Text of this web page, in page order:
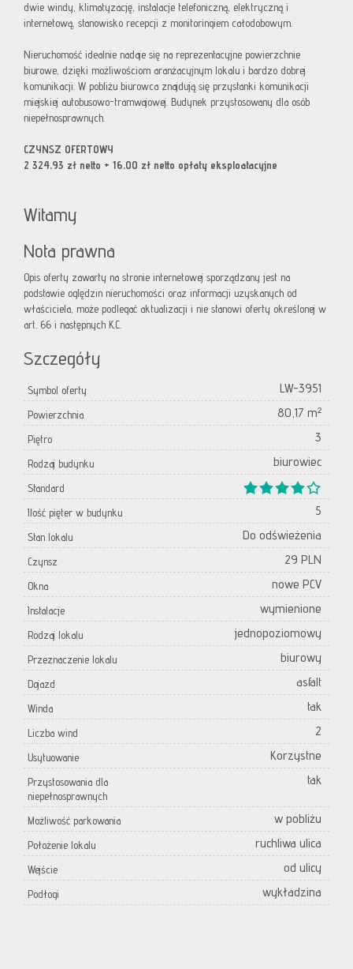
dwie windy, klimatyzację, instalacje telefoniczną, elektryczną i
internetową, stanowisko recepcji z monitoringiem całodobowym.
Nieruchomość idealnie nadaje się na reprezentacyjne powierzchnie
biurowe, dzięki możliwościom aranżacyjnym lokalu i bardzo dobrej
komunikacji. W pobliżu biurowca znajdują się przystanki komunikacji
miejskiej autobusowo-tramwajowej. Budynek przystosowany dla osób
niepełnosprawnych.
CZYNSZ OFERTOWY
2 324,93 zł netto + 16,00 zł netto opłaty eksploatacyjne
Witamy
Nota prawna
Opis oferty zawarty na stronie internetowej sporządzany jest na
podstawie oględzin nieruchomości oraz informacji uzyskanych od
właściciela, może podlegać aktualizacji i nie stanowi oferty określonej w
art. 66 i następnych K.C.
Szczegóły
Symbol oferty LW-3951
Powierzchnia 80,17 m²
Piętro 3
Rodzaj budynku biurowiec
Standard
Ilość pięter w budynku
5
Stan lokalu Do odświeżenia
Czynsz 29 PLN
Okna nowe PCV
Instalacje wymienione
Rodzaj lokalu jednopoziomowy
Przeznaczenie lokalu biurowy
Dojazd asfalt
Winda tak
Liczba wind 2
Usytuowanie Korzystne
Przystosowania dla
niepełnosprawnych
tak
Możliwość parkowania w pobliżu
Położenie lokalu ruchliwa ulica
Wejście od ulicy
Podłogi wykładzina